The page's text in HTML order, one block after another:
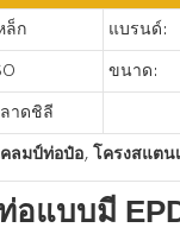
ล็ก แบรนด์:
ขนาด:
าดชิลี
ลมป์ท่อป๋อ, โครงสแตน
อแบบมี